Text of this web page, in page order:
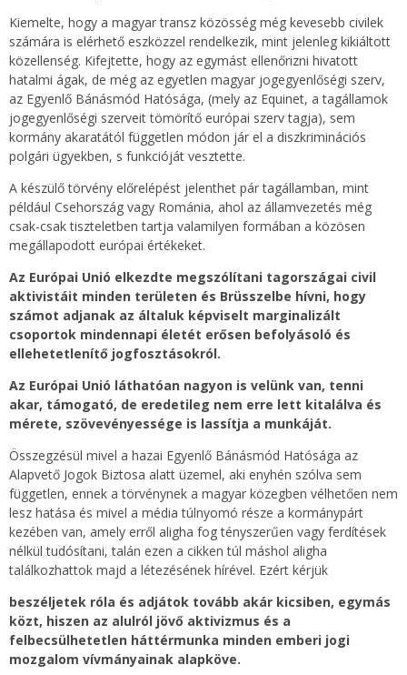
Kiemelte, hogy a magyar transz közösség még kevesebb civilek
számára is elérhető eszközzel rendelkezik, mint jelenleg kikiáltott
közellenség. Kifejtette, hogy az egymást ellenőrizni hivatott
hatalmi ágak, de még az egyetlen magyar jogegyenlőségi szerv,
az Egyenlő Bánásmód Hatósága, (mely az Equinet, a tagállamok
jogegyenlőségi szerveit tömörítő európai szerv tagja), sem
kormány akaratától független módon jár el a diszkriminációs
polgári ügyekben, s funkcióját vesztette.
A készülő törvény előrelépést jelenthet pár tagállamban, mint
például Csehország vagy Románia, ahol az államvezetés még
csak-csak tiszteletben tartja valamilyen formában a közösen
megállapodott európai értékeket.
Az Európai Unió elkezdte megszólítani tagországai civil
aktivistáit minden területen és Brüsszelbe hívni, hogy
számot adjanak az általuk képviselt marginalizált
csoportok mindennapi életét erősen befolyásoló és
ellehetetlenítő jogfosztásokról.
Az Európai Unió láthatóan nagyon is velünk van, tenni
akar, támogató, de eredetileg nem erre lett kitalálva és
mérete, szövevényessége is lassítja a munkáját.
Összegzésül mivel a hazai Egyenlő Bánásmód Hatósága az
Alapvető Jogok Biztosa alatt üzemel, aki enyhén szólva sem
független, ennek a törvénynek a magyar közegben vélhetően nem
lesz hatása és mivel a média túlnyomó része a kormánypárt
kezében van, amely erről aligha fog tényszerűen vagy ferdítések
nélkül tudósítani, talán ezen a cikken túl máshol aligha
találkozhattok majd a létezésének hírével. Ezért kérjük
beszéljetek róla és adjátok tovább akár kicsiben, egymás
közt, hiszen az alulról jövő aktivizmus és a
felbecsülhetetlen háttérmunka minden emberi jogi
mozgalom vívmányainak alapköve.